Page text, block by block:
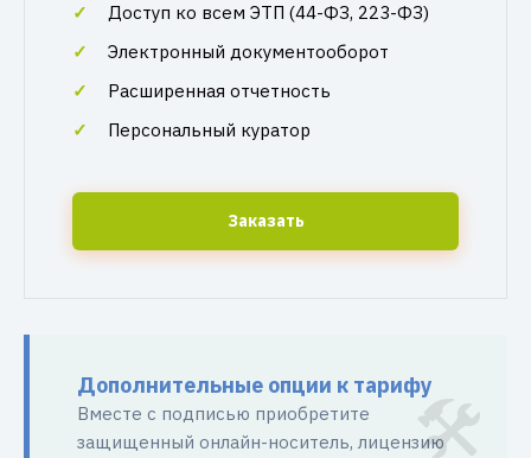
Доступ ко всем ЭТП (44-ФЗ, 223-ФЗ)
Электронный документооборот
Расширенная отчетность
Персональный куратор
Заказать
Дополнительные опции к тарифу
Вместе с подписью приобретите
защищенный онлайн-носитель, лицензию